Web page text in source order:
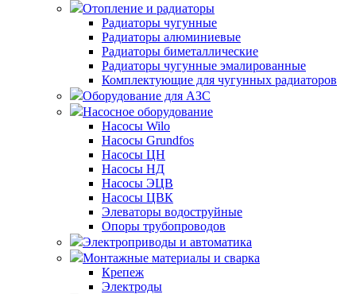
Отопление и радиаторы
Радиаторы чугунные
Радиаторы алюминиевые
Радиаторы биметаллические
Радиаторы чугунные эмалированные
Комплектующие для чугунных радиаторов
Оборудование для АЗС
Насосное оборудование
Насосы Wilo
Насосы Grundfos
Насосы ЦН
Насосы НД
Насосы ЭЦВ
Насосы ЦВК
Элеваторы водоструйные
Опоры трубопроводов
Электроприводы и автоматика
Монтажные материалы и сварка
Крепеж
Электроды